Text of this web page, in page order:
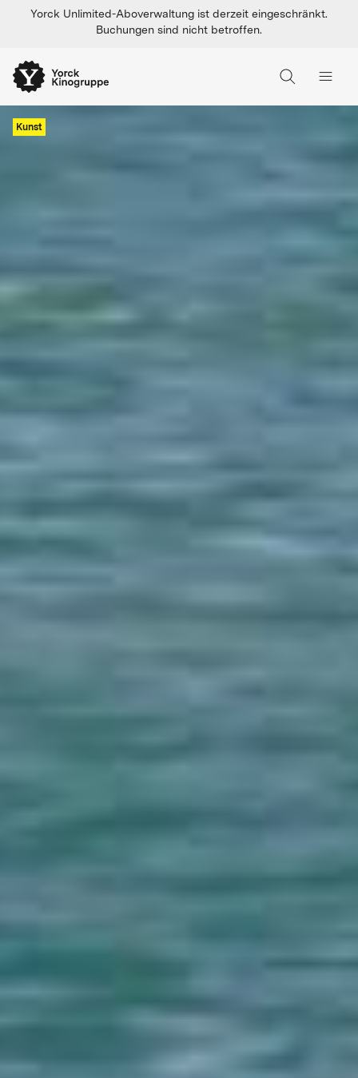
Yorck Unlimited-Aboverwaltung ist derzeit eingeschränkt.
Buchungen sind nicht betroffen.
Kunst